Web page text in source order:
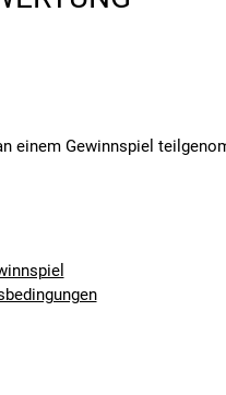
von zivilrechtlichen
Laufzeit der dreijährigen
einem Gewinnspiel